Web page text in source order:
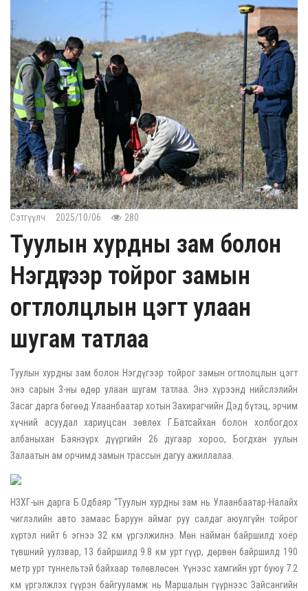
Сэтгүүлч 2025/10/06 280
Туулын хурдны зам болон
Нэгдүгээр тойрог замын
огтлолцлын цэгт улаан
шугам татлаа
Туулын хурдны зам болон Нэгдүгээр тойрог замын огтлолцлын цэгт
энэ сарын 3-ны өдөр улаан шугам татлаа. Энэ хүрээнд нийслэлийн
Засаг дарга бөгөөд Улаанбаатар хотын Захирагчийн Дэд бүтэц, эрчим
хүчний асуудал хариуцсан зөвлөх Г.Батсайхан болон холбогдох
албаныхан Баянзүрх дүүргийн 26 дугаар хороо, Богдхан уулын
Залаатын ам орчимд замын трассын дагуу ажиллалаа.
НЗХГ-ын дарга Б.Одбаяр “Туулын хурдны зам нь Улаанбаатар-Налайх
чиглэлийн авто замаас Баруун аймаг руу салдаг аюулгүйн тойрог
хүртэл нийт 6 эгнээ 32 км үргэлжилнэ. Мөн найман байршилд хоёр
түвшний уулзвар, 13 байршилд 9.8 км урт гүүр, дөрвөн байршилд 190
метр урт туннельтэй байхаар төлөвлөсөн. Үүнээс хамгийн урт буюу 7.2
км үргэлжлэх гүүрэн байгууламж нь Маршалын гүүрнээс Зайсангийн